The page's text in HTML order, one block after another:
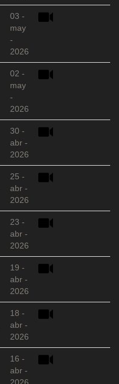
03 -
may
-
2026
02 -
may
-
2026
30 -
abr -
2026
25 -
abr -
2026
23 -
abr -
2026
19 -
abr -
2026
18 -
abr -
2026
16 -
abr -